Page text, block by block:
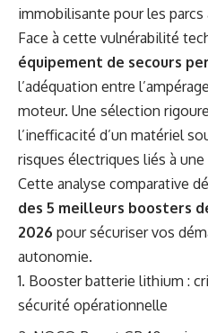
immobilisante pour les
Face à cette vulnérabilité
équipement de secours
l’adéquation entre
moteur. Une sélection
l’inefficacité d’un matériel
risques électriques liés à
Cette analyse comparative
des 5 meilleurs boosters
2026 pour sécuriser vos
autonomie.
Booster batterie lithium :
sécurité opérationnelle